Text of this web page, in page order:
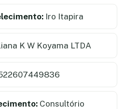
Iro Itapira
K W Koyama LTDA
Consultório